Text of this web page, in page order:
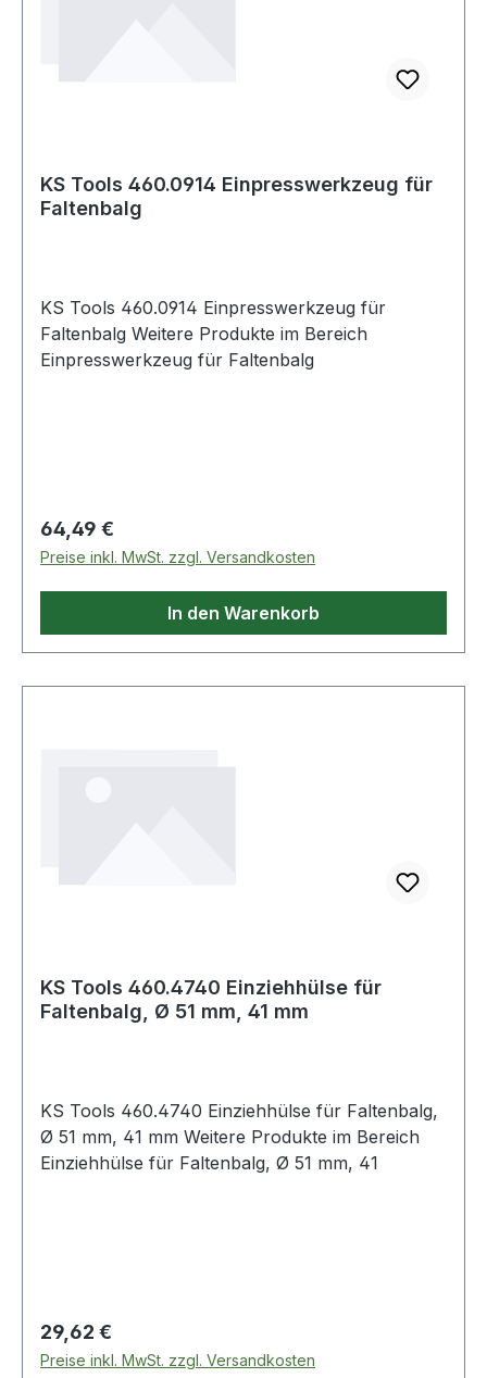
KS Tools 460.0914 Einpresswerkzeug für
Faltenbalg
KS Tools 460.0914 Einpresswerkzeug für
Faltenbalg Weitere Produkte im Bereich
Einpresswerkzeug für Faltenbalg
Regulärer Preis:
64,49 €
Preise inkl. MwSt. zzgl. Versandkosten
In den Warenkorb
KS Tools 460.4740 Einziehhülse für
Faltenbalg, Ø 51 mm, 41 mm
KS Tools 460.4740 Einziehhülse für Faltenbalg,
Ø 51 mm, 41 mm Weitere Produkte im Bereich
Einziehhülse für Faltenbalg, Ø 51 mm, 41
Regulärer Preis:
29,62 €
Preise inkl. MwSt. zzgl. Versandkosten